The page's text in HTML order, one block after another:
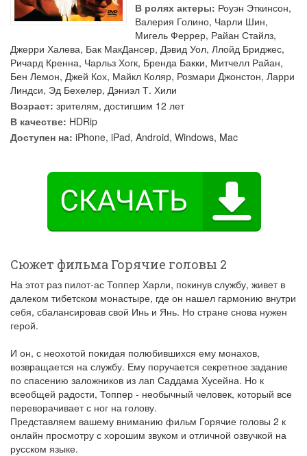
В ролях актеры: Роуэн Эткинсон,
Валерия Голино, Чарли Шин,
Мигель Феррер, Райан Стайлз,
Джерри Халева, Бак МакДансер, Дэвид Уол, Ллойд Бриджес,
Ричард Кренна, Чарльз Хогк, Бренда Бакки, Митчелл Райан,
Бен Лемон, Джей Кох, Майкл Коляр, Розмари Джонстон, Ларри
Линдси, Эд Бехелер, Дэниэл Т. Хили
Возраст: зрителям, достигшим 12 лет
В качестве: HDRip
Доступен на: iPhone, iPad, Android, Windows, Mac
Сюжет фильма Горячие головы 2
На этот раз пилот-ас Топпер Харли, покинув службу, живет в
далеком тибетском монастыре, где он нашел гармонию внутри
себя, сбалансировав свой Инь и Янь. Но стране снова нужен
герой.
И он, с неохотой покидая полюбившихся ему монахов,
возвращается на службу. Ему поручается секретное задание
по спасению заложников из лап Саддама Хусейна. Но к
всеобщей радости, Топпер - необычный человек, который все
переворачивает с ног на голову.
Представляем вашему вниманию фильм Горячие головы 2 к
онлайн просмотру с хорошим звуком и отличной озвучкой на
русском языке.